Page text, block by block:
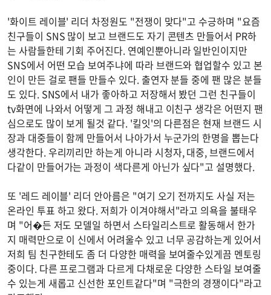
'화이트 레이블' 리더 차정원도 "전쟁이 맞다"고 수긍하며 "요즘
친구들이 SNS 많이 보고 브랜드도 자기 콘텐츠 만들어서 PR하
는 사람들한테 기회 주어진다. 연예인뿐아니라 일반인이지만
SNS에서 어떤 모습 보여주냐에 따라 브랜드와 협업할수 있고 본
인이 만든 걸로 팬들 만들수 있다. 출연자 분들 중에 팬 많은 분들
도 있다. SNS에서 내가 좋아하고 저장해서 봤던 그런 친구들이
tv화면에 나와서 어떻게 그 과정 해내고 이친구 생각은 어떤지 팬
심으로도 많이 보게 될것 같다. '킬잇'의 다른점은 현재 브랜드 시
장과 대중들이 함께 만들어서 나아가서 누군가의 한명을 뽑는다
생각한다. 우리끼리만 하는게 아니라 시청자, 대중, 브랜드에서
다같이 만들어가는 과정이 색다른게 아닌가 싶다"고 설명했다.
또 '레드 레이블' 리더 안아름은 "여기 오기 전까지도 사실 저는
온라인 투표 하고 왔다. 저희가 이겨야해서"라고 의욕을 불태우
며 "어�든 저도 모델일 하면서 스타일리스트로 활동해서 한가
지 매력만으로 이 신에서 어려울수 있고 너무 공감하는게 있어서
저희 팀 친구한테도 좀 더 다양한 매력을 보여줄수있게끔 멘토링
중이다. 다른 프로그램과 다르게 다채로운 다양한 스타일 보여줄
수 있는게 새롭고 신선한 포인트같다"며 "극한의 경쟁이다"라고